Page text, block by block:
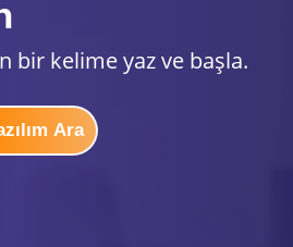
bir kelime yaz ve başla.
Ara